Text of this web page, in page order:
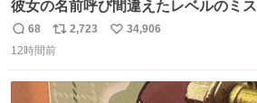
彼女の名前呼び間違えたレベルのミス
返
信
68
リ
ポ
ト
2,723
い
数
34,906
12時間前